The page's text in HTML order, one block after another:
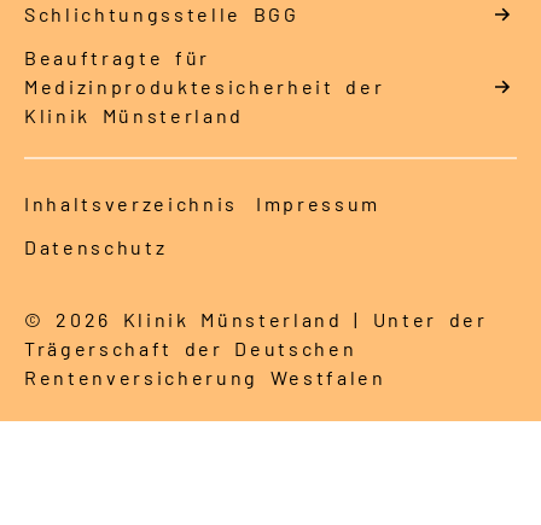
Schlich­tungs­stel­le BGG
Beauftragte für
Medizinproduktesicherheit der
Klinik Münsterland
Inhaltsverzeichnis
Impressum
Datenschutz
© 2026 Klinik Münsterland | Unter der
Trägerschaft der Deutschen
Rentenversicherung Westfalen